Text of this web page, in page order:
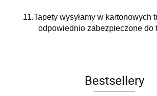
11.Tapety wysyłamy w kartonowych
odpowiednio zabezpieczone do
Bestsellery